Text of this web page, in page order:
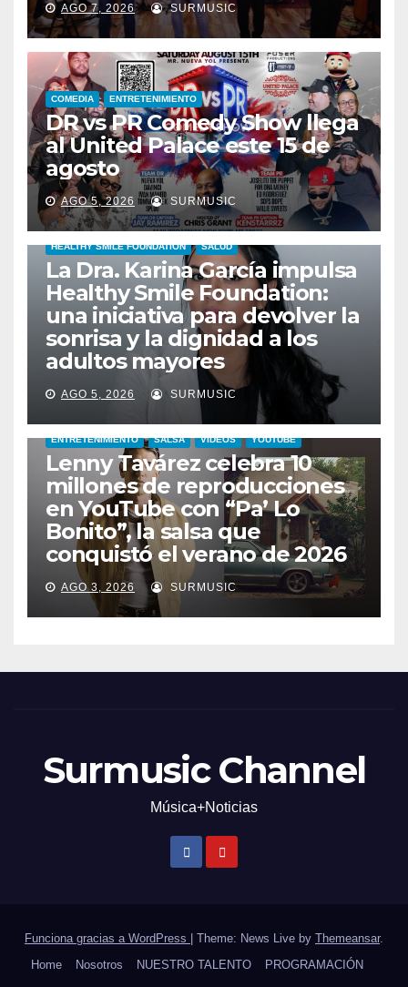
AGO 7, 2026 SURMUSIC
COMEDIA ENTRETENIMIENTO
DR vs PR Comedy Show llega
al United Palace este 15 de
agosto
AGO 5, 2026 SURMUSIC
HEALTHY SMILE FOUNDATION SALUD
La Dra. Karina García impulsa
Healthy Smile Foundation:
una iniciativa para devolver la
sonrisa y la dignidad a los
adultos mayores
AGO 5, 2026 SURMUSIC
ENTRETENIMIENTO SALSA VIDEOS YOUTUBE
Lenny Tavárez celebra 10
millones de reproducciones
en YouTube con “Pa’ Lo
Bonito”, la salsa que
conquistó el verano de 2026
AGO 3, 2026 SURMUSIC
Surmusic Channel
Música+Noticias
Funciona gracias a WordPress Theme: News Live by Themeansar.
Home
Nosotros NUESTRO TALENTO
PROGRAMACIÓN